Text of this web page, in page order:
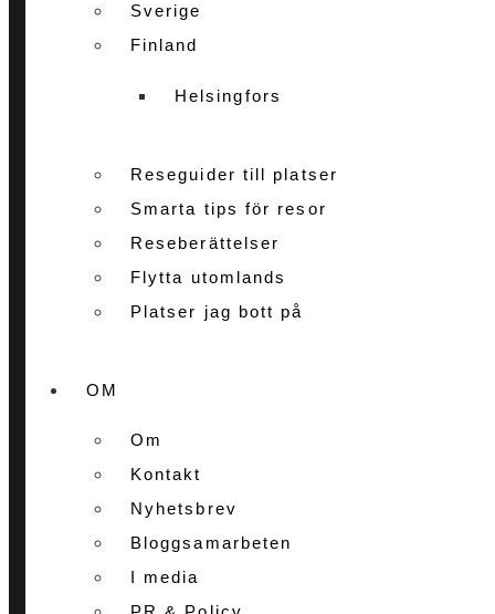
Sverige
Finland
Helsingfors
Reseguider till platser
Smarta tips för resor
Reseberättelser
Flytta utomlands
Platser jag bott på
OM
Om
Kontakt
Nyhetsbrev
Bloggsamarbeten
I media